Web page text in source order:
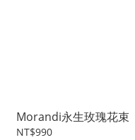
Morandi永生玫瑰花束
NT$990